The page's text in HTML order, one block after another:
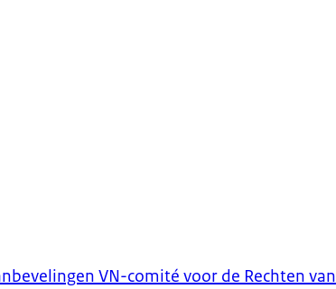
VN-comité voor de Rechten van